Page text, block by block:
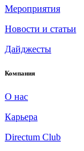
Мероприятия
Новости и статьи
Дайджесты
Компания
О нас
Карьера
Directum Club